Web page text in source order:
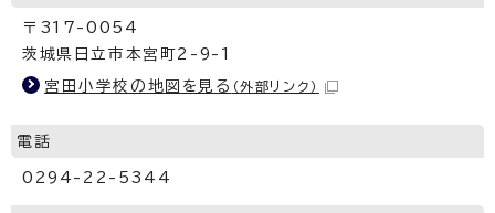
〒317-0054
茨城県日立市本宮町2-9-1
宮田小学校の地図を見る （外部リンク）
電話
0294-22-5344